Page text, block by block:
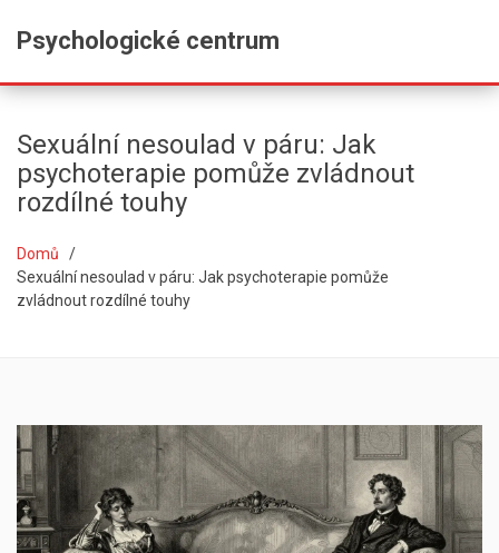
Psychologické centrum
Sexuální nesoulad v páru: Jak
psychoterapie pomůže zvládnout
rozdílné touhy
Domů
Sexuální nesoulad v páru: Jak psychoterapie pomůže
zvládnout rozdílné touhy